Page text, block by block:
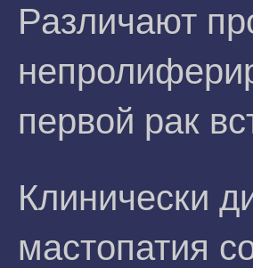
Различают
первой рак
Клинически
мастопатия